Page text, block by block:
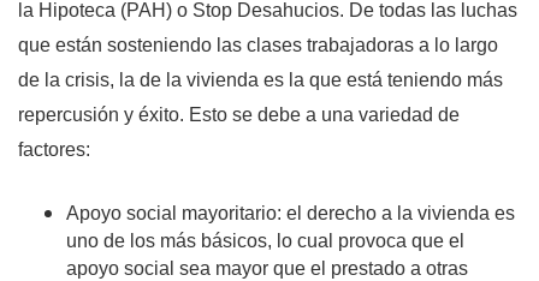
la Hipoteca (PAH) o Stop Desahucios. De todas las luchas
que están sosteniendo las clases trabajadoras a lo largo
de la crisis, la de la vivienda es la que está teniendo más
repercusión y éxito. Esto se debe a una variedad de
factores:
Apoyo social mayoritario: el derecho a la vivienda es
uno de los más básicos, lo cual provoca que el
apoyo social sea mayor que el prestado a otras